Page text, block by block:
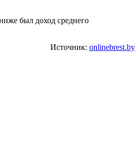
был доход среднего
Источник: onlinebrest.by